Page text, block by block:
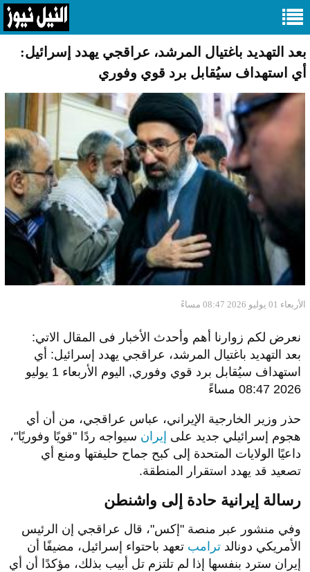
بعد التهديد باغتيال المرشد، عراقجي يهدد إسرائيل:
أي استهداف سيُقابل برد قوي وفوري
الأربعاء 01 يوليو 2026 08:47 مساءً
نعرض لكم زوارنا أهم وأحدث الأخبار فى المقال الاتي:
بعد التهديد باغتيال المرشد، عراقجي يهدد إسرائيل: أي
استهداف سيُقابل برد قوي وفوري, اليوم الأربعاء 1 يوليو
2026 08:47 مساءً
حذر وزير الخارجية الإيراني، عباس عراقجي، من أن أي
هجوم إسرائيلي جديد على إيران سيواجه ردًا "قويًا وفوريًا"،
داعيًا الولايات المتحدة إلى كبح جماح حليفتها ومنع أي
تصعيد قد يهدد استقرار المنطقة.
رسالة إيرانية حادة إلى واشنطن
وفي منشور عبر منصة "إكس"، قال عراقجي إن الرئيس
الأمريكي دونالد ترامب تعهد باحتواء إسرائيل، مضيفًا أن
إيران سترد بنفسها إذا لم تلتزم تل أبيب بذلك، مؤكدًا أن أي